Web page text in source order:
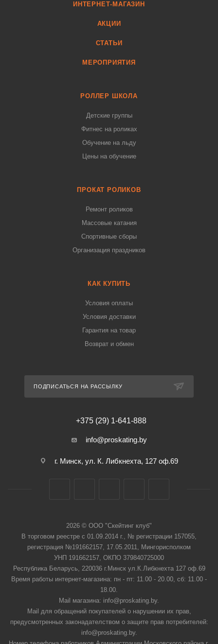
ИНТЕРНЕТ-МАГАЗИН
АКЦИИ
СТАТЬИ
МЕРОПРИЯТИЯ
РОЛЛЕР ШКОЛА
Детские группы
Фитнес на роликах
Обучение на льду
Цены на обучение
ПРОКАТ РОЛИКОВ
Ремонт роликов
Массовые катания
Спортивные сборы
Организация праздников
КАК КУПИТЬ
Условия оплаты
Условия доставки
Гарантия на товар
Возврат и обмен
ПОДПИСАТЬСЯ НА РАССЫЛКУ
+375 (29) 1-641-888
info@proskating.by
г. Минск, ул. К. Либкнехта, 127 оф.69
2026 © ООО "Скейтинг клуб"
В торговом реестре с 01.09.2014 г., № регистрации 157055,
регистрация №191662157, 17.05.2011, Мингорисполком
УНП 191662157, ОКПО 379840725000
Республика Беларусь, 220036 г.Минск ул.К.Либкнехта 127 оф.69
Время работы интернет-магазина: пн - пт: 11.00 - 20.00, сб: 11.00 -
18.00.
Mail магазина: info@proskating.by.
Mail для обращений покупателей о нарушении их прав,
предусмотренных законадателством о защите прав потребителей:
info@proskating.by.